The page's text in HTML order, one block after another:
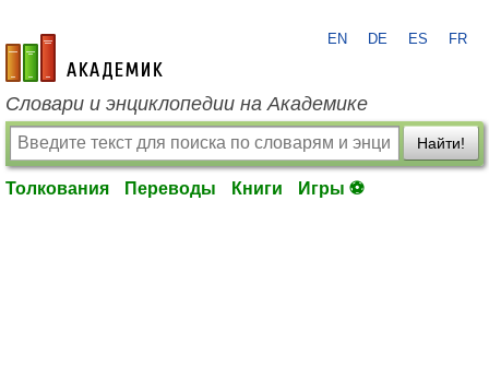
academic.ru
EN DE ES FR
Словари и энциклопедии на Академике
Найти!
Толкования Переводы Книги Игры ⚽